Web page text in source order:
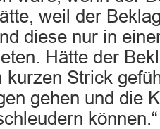
weil der
diese nur in
Hätte der
kurzen Strick
gehen und die
können.“